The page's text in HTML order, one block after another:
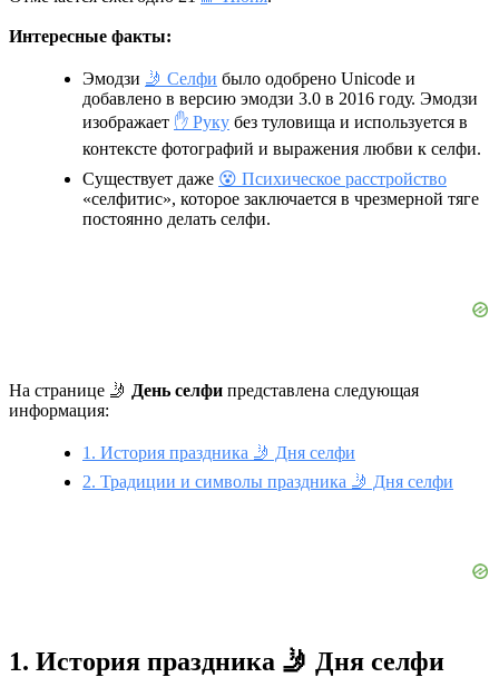
Интересные факты:
Эмодзи 🤳 Селфи было одобрено Unicode и
добавлено в версию эмодзи 3.0 в 2016 году. Эмодзи
изображает ✋ Руку без туловища и используется в
контексте фотографий и выражения любви к селфи.
Существует даже 😵 Психическое расстройство
«селфитис», которое заключается в чрезмерной тяге
постоянно делать селфи.
На странице 🤳 День селфи представлена следующая
информация:
1. История праздника 🤳 Дня селфи
2. Традиции и символы праздника 🤳 Дня селфи
1. История праздника 🤳 Дня селфи